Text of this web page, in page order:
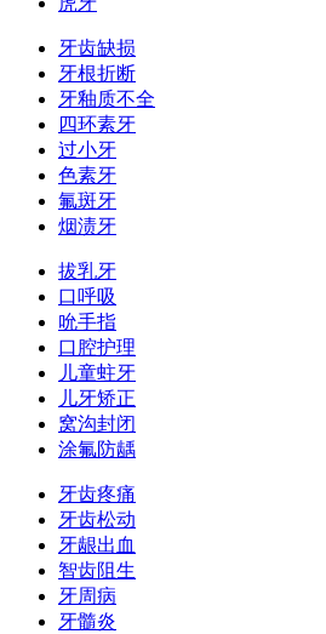
牙齿缺损
牙根折断
牙釉质不全
四环素牙
过小牙
色素牙
氟斑牙
烟渍牙
拔乳牙
口呼吸
吮手指
口腔护理
儿童蛀牙
儿牙矫正
窝沟封闭
涂氟防龋
牙齿疼痛
牙齿松动
牙龈出血
智齿阻生
牙周病
牙髓炎